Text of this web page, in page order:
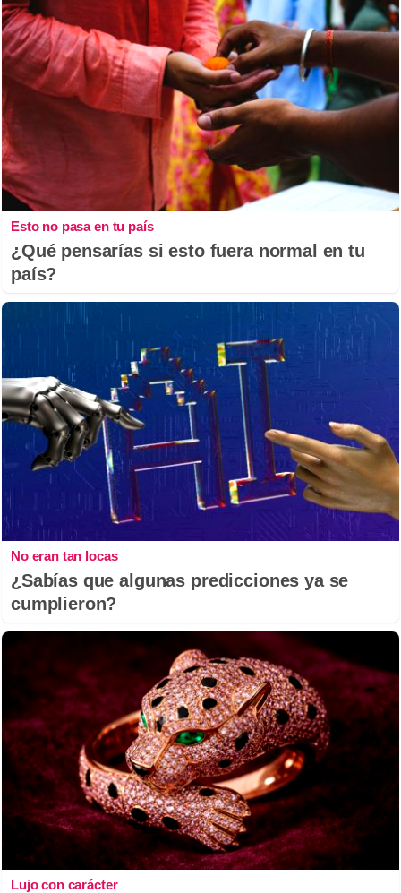
Esto no pasa en tu país
¿Qué pensarías si esto fuera normal en tu
país?
No eran tan locas
¿Sabías que algunas predicciones ya se
cumplieron?
Lujo con carácter